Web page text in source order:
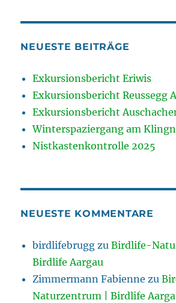
NEUESTE BEITRÄGE
Exkursionsbericht Eriwis
Exkursionsbericht Reussegg
Exkursionsbericht
Winterspaziergang am
Nistkastenkontrolle 2025
NEUESTE KOMMENTARE
birdlifebrugg zuBirdlife-
Birdlife Aargau
Zimmermann Fabienne zu
Naturzentrum | Birdlife